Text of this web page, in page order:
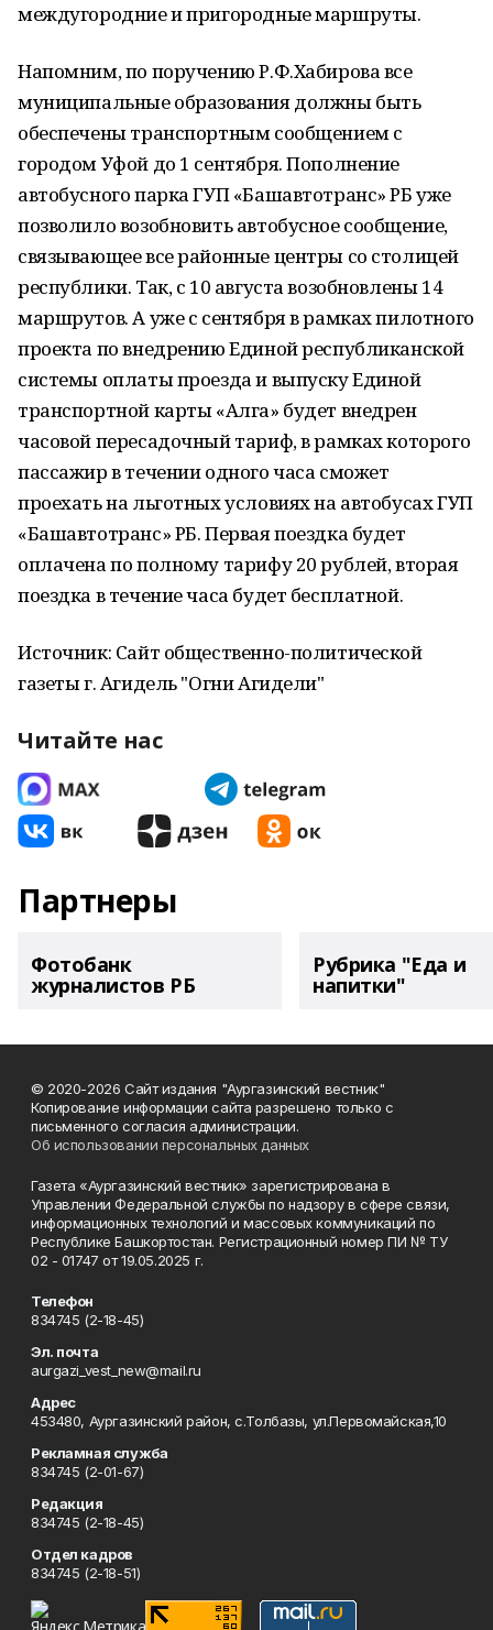
междугородние и пригородные маршруты.
Напомним, по поручению Р.Ф.Хабирова все
муниципальные образования должны быть
обеспечены транспортным сообщением с
городом Уфой до 1 сентября. Пополнение
автобусного парка ГУП «Башавтотранс» РБ уже
позволило возобновить автобусное сообщение,
связывающее все районные центры со столицей
республики. Так, с 10 августа возобновлены 14
маршрутов. А уже с сентября в рамках пилотного
проекта по внедрению Единой республиканской
системы оплаты проезда и выпуску Единой
транспортной карты «Алга» будет внедрен
часовой пересадочный тариф, в рамках которого
пассажир в течении одного часа сможет
проехать на льготных условиях на автобусах ГУП
«Башавтотранс» РБ. Первая поездка будет
оплачена по полному тарифу 20 рублей, вторая
поездка в течение часа будет бесплатной.
Источник: Сайт общественно-политической
газеты г. Агидель "Огни Агидели"
Читайте нас
Партнеры
Фотобанк
журналистов РБ
Рубрика "Еда и
напитки"
© 2020-2026 Сайт издания "Аургазинский вестник"
Копирование информации сайта разрешено только с
письменного согласия администрации.
Об использовании персональных данных
Газета «Аургазинский вестник» зарегистрирована в
Управлении Федеральной службы по надзору в сфере связи,
информационных технологий и массовых коммуникаций по
Республике Башкортостан. Регистрационный номер ПИ № ТУ
02 - 01747 от 19.05.2025 г.
Телефон
834745 (2-18-45)
Эл. почта
aurgazi_vest_new@mail.ru
Адрес
453480, Аургазинский район, с.Толбазы, ул.Первомайская,10
Рекламная служба
834745 (2-01-67)
Редакция
834745 (2-18-45)
Отдел кадров
834745 (2-18-51)